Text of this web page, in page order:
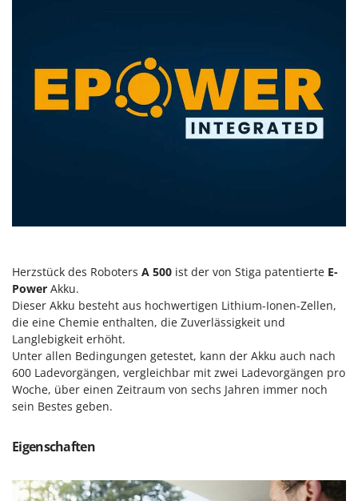
Ryobi
Seven Italy
Shindaiwa
Silky
Simatech
Sirman
Skil
Smartwood
Smeg
Snapper
Spice Electronics
Herzstück des Roboters A 500 ist der von Stiga patentierte E-
Power Akku.
Dieser Akku besteht aus hochwertigen Lithium-Ionen-Zellen,
die eine Chemie enthalten, die Zuverlässigkeit und
Langlebigkeit erhöht.
Unter allen Bedingungen getestet, kann der Akku auch nach
600 Ladevorgängen, vergleichbar mit zwei Ladevorgängen pro
Woche, über einen Zeitraum von sechs Jahren immer noch
sein Bestes geben.
Eigenschaften